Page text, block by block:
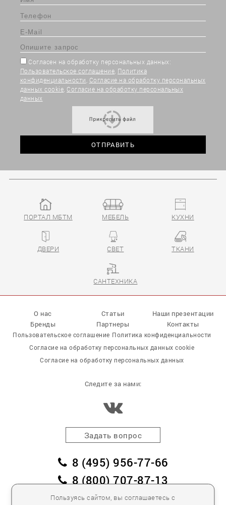
Согласен на обработку персональных данных:
Пользовательское соглашение Политика
конфиденциальности Согласие на обработку персональных
данных cookie Согласие на обработку персональных
данных
Пользуясь сайтом, вы соглашаетесь с
ПОРТАЛ МБТМ МЕБЕЛЬ КУХНИ
ДВЕРИ СВЕТ ТКАНИ
САНТЕХНИКА
О нас Статьи
Наши презентации
Бренды
Партнеры Контакты
Пользовательское соглашение Политика конфиденциальности
Согласие на обработку персональных данных cookie
Согласие на обработку персональных данных
Следите за нами:
Задать вопрос
8 (495) 956-77-66
8 (800) 707-87-13
заказать обратный звонок